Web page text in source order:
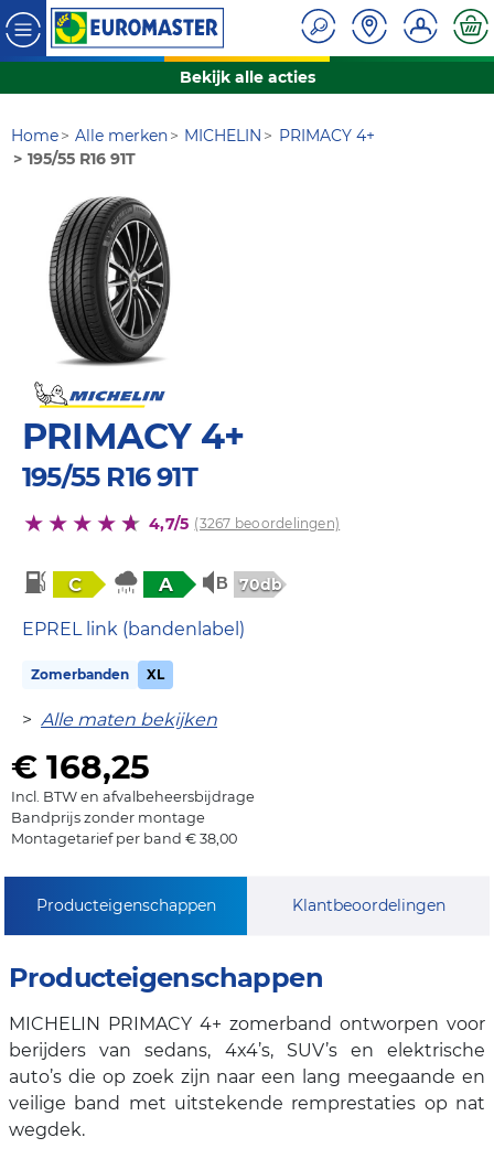
Bekijk alle acties
Home Alle merken MICHELIN
PRIMACY 4+
195/55 R16 91T
PRIMACY 4+
195/55 R16 91T
4,7/5 (3267 beoordelingen)
C A 70db
EPREL link (bandenlabel)
Zomerbanden XL
> Alle maten bekijken
€ 168,25
Incl. BTW en afvalbeheersbijdrage
Bandprijs zonder montage
Montagetarief per band € 38,00
Producteigenschappen Klantbeoordelingen
Producteigenschappen
MICHELIN PRIMACY 4+ zomerband ontworpen voor
berijders van sedans, 4x4’s, SUV’s en elektrische
auto’s die op zoek zijn naar een lang meegaande en
veilige band met uitstekende remprestaties op nat
wegdek.